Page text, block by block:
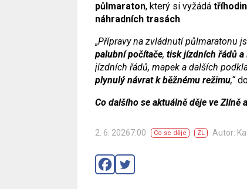
půlmaraton, který si vyžádá
náhradních trasách.
„Přípravy na zvládnutí půlmaratonu
palubní počítače, tisk jízdních řádů
jízdních řádů, mapek a dalších
plynulý návrat k běžnému režimu,“
Co dalšího se aktuálně děje ve Zlíně
2. 6. 20267:00 Co se děje ZL Autor: